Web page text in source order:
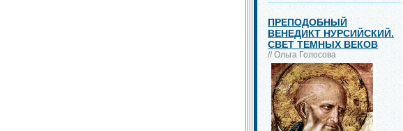
ПРЕПОДОБНЫЙ
ВЕНЕДИКТ НУРСИЙСКИЙ.
СВЕТ ТЕМНЫХ ВЕКОВ
// Ольга Голосова